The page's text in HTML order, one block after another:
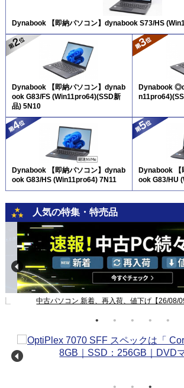
Dynabook 【即納パソコン】dynabook S73/HS
Dynabook 【即納パソコン】dynab
ook G83/FS (Win11pro64)(SSD新
品) 5N10
Dynabook
Dynabook 【即納パソコン】dynab
ook G83/HS (Win11pro64) 7N11
Dynabook 【
ook G83/HU
人気の特集・特売品
中古パソコン 新着、再入荷、値下げ【26/08/